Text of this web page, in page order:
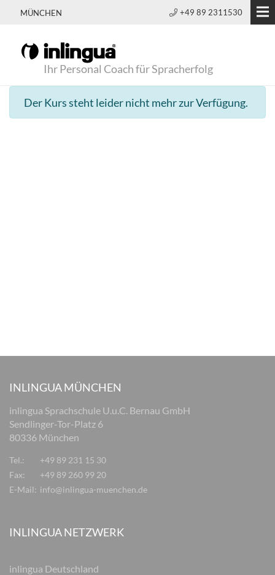
MÜNCHEN +49 89 2311530
Ihr Personal Coach für Spracherfolg
Der Kurs steht leider nicht mehr zur Verfügung.
INLINGUA MÜNCHEN
inlingua Sprachschule U.u.C. Bernau GmbH
Sendlinger-Tor-Platz 6
80336 München
Tel.:
+49 89 231 15 30
Fax:
+49 89 260 99 20
E-Mail: info@inlingua-muenchen.de
INLINGUA NETZWERK
inlingua Deutschland